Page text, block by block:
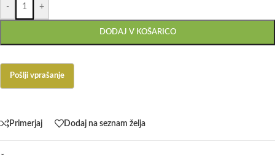
- +
DODAJ V KOŠARICO
Primerjaj Dodaj na seznam želja